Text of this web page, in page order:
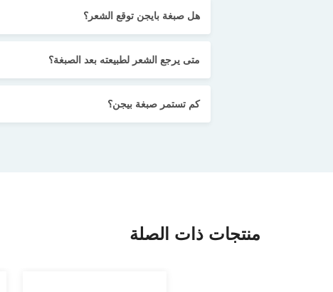
هل صبغة بايجن توقع الشعر؟
متى يرجع الشعر لطبيعته بعد الصبغة؟
كم تستمر صبغة بيجن؟
منتجات ذات الصلة